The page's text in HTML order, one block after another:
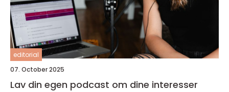
editorial
07. October 2025
Lav din egen podcast om dine interesser